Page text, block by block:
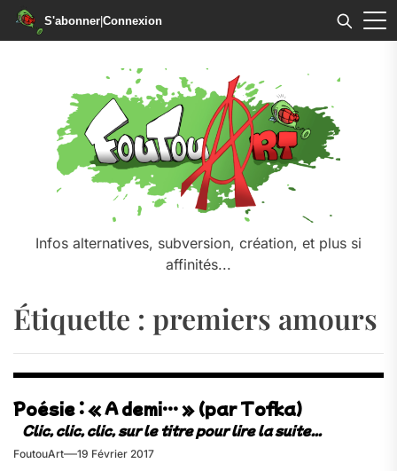
S'abonner|Connexion
Infos alternatives, subversion, création, et plus si
affinités...
Étiquette : premiers amours
Poésie : « A demi… » (par Tofka)
FoutouArt 19 Février 2017